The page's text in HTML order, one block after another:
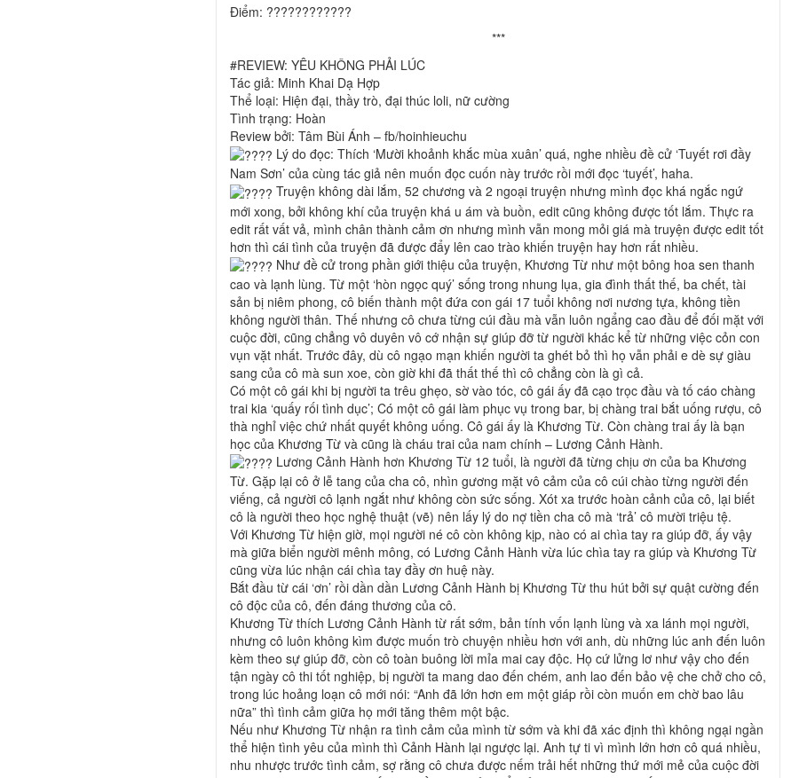
Điểm: ????????????
***
#REVIEW: YÊU KHÔNG PHẢI LÚC
Tác giả: Minh Khai Dạ Hợp
Thể loại: Hiện đại, thầy trò, đại thúc loli, nữ cường
Tình trạng: Hoàn
Review bởi: Tâm Bùi Ánh – fb/hoinhieuchu
Lý do đọc: Thích ‘Mười khoảnh khắc mùa xuân’ quá, nghe nhiều đề cử ‘Tuyết rơi đầy
Nam Sơn’ của cùng tác giả nên muốn đọc cuốn này trước rồi mới đọc ‘tuyết’, haha.
Truyện không dài lắm, 52 chương và 2 ngoại truyện nhưng mình đọc khá ngắc ngứ
mới xong, bởi không khí của truyện khá u ám và buồn, edit cũng không được tốt lắm. Thực ra
edit rất vất vả, mình chân thành cảm ơn nhưng mình vẫn mong mỏi giá mà truyện được edit tốt
hơn thì cái tình của truyện đã được đẩy lên cao trào khiến truyện hay hơn rất nhiều.
Như đề cử trong phần giới thiệu của truyện, Khương Từ như một bông hoa sen thanh
cao và lạnh lùng. Từ một ‘hòn ngọc quý’ sống trong nhung lụa, gia đình thất thế, ba chết, tài
sản bị niêm phong, cô biến thành một đứa con gái 17 tuổi không nơi nương tựa, không tiền
không người thân. Thế nhưng cô chưa từng cúi đầu mà vẫn luôn ngẩng cao đầu để đối mặt với
cuộc đời, cũng chẳng vô duyên vô cớ nhận sự giúp đỡ từ người khác kể từ những việc cỏn con
vụn vặt nhất. Trước đây, dù cô ngạo mạn khiến người ta ghét bỏ thì họ vẫn phải e dè sự giàu
sang của cô mà sun xoe, còn giờ khi đã thất thế thì cô chẳng còn là gì cả.
Có một cô gái khi bị người ta trêu ghẹo, sờ vào tóc, cô gái ấy đã cạo trọc đầu và tố cáo chàng
trai kia ‘quấy rối tình dục’; Có một cô gái làm phục vụ trong bar, bị chàng trai bắt uống rượu, cô
thà nghỉ việc chứ nhất quyết không uống. Cô gái ấy là Khương Từ. Còn chàng trai ấy là bạn
học của Khương Từ và cũng là cháu trai của nam chính – Lương Cảnh Hành.
Lương Cảnh Hành hơn Khương Từ 12 tuổi, là người đã từng chịu ơn của ba Khương
Từ. Gặp lại cô ở lễ tang của cha cô, nhìn gương mặt vô cảm của cô cúi chào từng người đến
viếng, cả người cô lạnh ngắt như không còn sức sống. Xót xa trước hoàn cảnh của cô, lại biết
cô là người theo học nghệ thuật (vẽ) nên lấy lý do nợ tiền cha cô mà ‘trả’ cô mười triệu tệ.
Với Khương Từ hiện giờ, mọi người né cô còn không kịp, nào có ai chìa tay ra giúp đỡ, ấy vậy
mà giữa biển người mênh mông, có Lương Cảnh Hành vừa lúc chìa tay ra giúp và Khương Từ
cũng vừa lúc nhận cái chìa tay đầy ơn huệ này.
Bắt đầu từ cái ‘ơn’ rồi dần dần Lương Cảnh Hành bị Khương Từ thu hút bởi sự quật cường đến
cô độc của cô, đến đáng thương của cô.
Khương Từ thích Lương Cảnh Hành từ rất sớm, bản tính vốn lạnh lùng và xa lánh mọi người,
nhưng cô luôn không kìm được muốn trò chuyện nhiều hơn với anh, dù những lúc anh đến luôn
kèm theo sự giúp đỡ, còn cô toàn buông lời mỉa mai cay độc. Họ cứ lửng lơ như vậy cho đến
tận ngày cô thi tốt nghiệp, bị người ta mang dao đến chém, anh lao đến bảo vệ che chở cho cô,
trong lúc hoảng loạn cô mới nói: “Anh đã lớn hơn em một giáp rồi còn muốn em chờ bao lâu
nữa” thì tình cảm giữa họ mới tăng thêm một bậc.
Nếu như Khương Từ nhận ra tình cảm của mình từ sớm và khi đã xác định thì không ngại ngần
thể hiện tình yêu của mình thì Cảnh Hành lại ngược lại. Anh tự ti vì mình lớn hơn cô quá nhiều,
nhu nhược trước tình cảm, sợ rằng cô chưa được nếm trải hết những thứ mới mẻ của cuộc đời